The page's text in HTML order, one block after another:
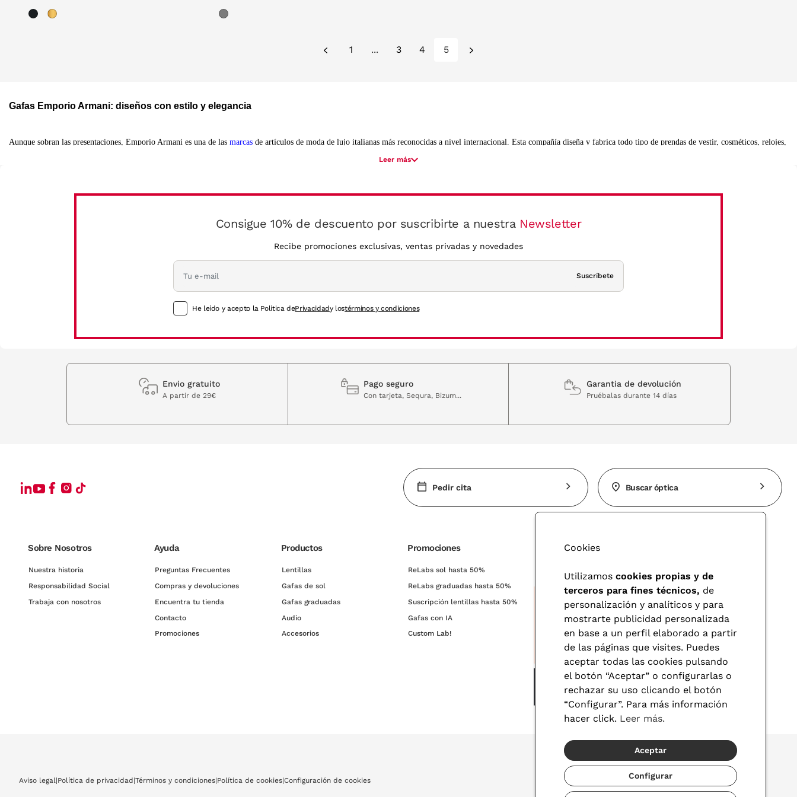
1 ... 3 4 5
Gafas Emporio Armani: diseños con estilo y elegancia
Aunque sobran las presentaciones, Emporio Armani es una de las marcas de artículos de moda de lujo italianas más reconocidas a nivel internacional. Esta compañía diseña y fabrica todo tipo de prendas de vestir, cosméticos, relojes,
atemporales y con elegantes diseños que siguen las últimas tendencias de la moda actual.
Tanto la colección de gafas de ver Emporio Armani como los diseños de gafas Emporio Armani graduadas para hombre y mujer están fabricados con materiales de primera calidad.
Colección de Emporio Armani gafas graduadas para mujer y hombre
Las monturas de gafas de ver de Emporio Armani siguen las mismas líneas clásicas que sus prendas de moda. Esa rigurosa elegancia se fusionó a la perfección con la incorporación de detalles con un estilo más moderno y
A la última moda con la línea Emporio Armani gafas de sol
Si la colección de Emporio Armani gafas para mujer y hombre graduadas ha llamado tu atención, espera a ver la línea de gafas Emporio Armani de sol. Diseños minimalistas con toques clásicos para proteger tus ojos del sol,
precio. Monturas y diseños exclusivos para hombre y mujer.
Echa un vistazo a nuestra óptica online y decide cuáles serán tus próximas gafas de Emporio Armani. Si todavía no lo tienes claro, puedes acercarte a una de nuestras ópticas físicas y nuestros especialistas te asesorarán sobre las
monturas que más resaltan las facciones de tu rostro. Hay tantos modelos que te aseguramos que saldrás de aquí estrenando un par de gafas nuevas de ver y de sol. ¿Te animas? Te esperamos muy pronto en VisionLab para enseñarte
la completa colección de gafas de Emporio Armani clip solar y las diferentes monturas graduadas que han diseñado en exclusiva para ti.
Leer más
Consigue 10% de descuento por suscribirte a nuestra Newsletter
Recibe promociones exclusivas, ventas privadas y novedades
Suscríbete
He leído y acepto la Política dePrivacidady lostérminos y condiciones
Envio gratuito
A partir de 29€
Pago seguro
Con tarjeta, Sequra, Bizum...
Garantia de devolución
Pruébalas durante 14 días
Pedir cita Buscar óptica
Sobre Nosotros
Nuestra historia
Responsabilidad Social
Trabaja con nosotros
Ayuda
Preguntas Frecuentes
Compras y devoluciones
Encuentra tu tienda
Contacto
Promociones
Productos
Lentillas
Gafas de sol
Gafas graduadas
Audio
Accesorios
Promociones
ReLabs sol hasta 50%
ReLabs graduadas hasta 50%
Suscripción lentillas hasta 50%
Gafas con IA
Custom Lab!
Aviso legal |Política de privacidad|Términos y condiciones|Política de cookies|Configuración de cookies
Cookies
Utilizamos cookies propias y de
terceros para fines técnicos, de
personalización y analíticos y para
mostrarte publicidad personalizada
en base a un perfil elaborado a partir
de las páginas que visites. Puedes
aceptar todas las cookies pulsando
el botón “Aceptar” o configurarlas o
rechazar su uso clicando el botón
“Configurar”. Para más información
hacer click. Leer más.
Aceptar
Configurar